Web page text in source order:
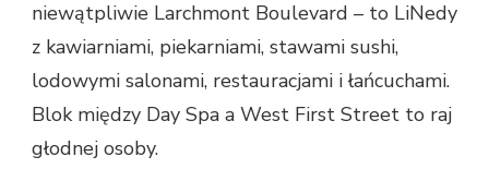
niewątpliwie Larchmont Boulevard – to LiNedy
z kawiarniami, piekarniami, stawami sushi,
lodowymi salonami, restauracjami i łańcuchami.
Blok między Day Spa a West First Street to raj
głodnej osoby.